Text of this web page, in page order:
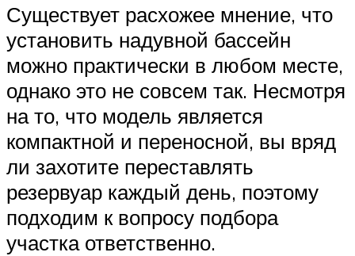
Существует расхожее мнение, что
установить надувной бассейн
можно практически в любом месте,
однако это не совсем так. Несмотря
на то, что модель является
компактной и переносной, вы вряд
ли захотите переставлять
резервуар каждый день, поэтому
подходим к вопросу подбора
участка ответственно.